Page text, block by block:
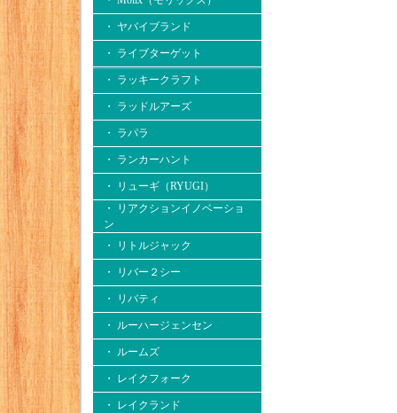
・ ヤバイブランド
・ ライブターゲット
・ ラッキークラフト
・ ラッドルアーズ
・ ラパラ
・ ランカーハント
・ リューギ（RYUGI）
・ リアクションイノベーショ
ン
・ リトルジャック
・ リバー２シー
・ リバティ
・ ルーハージェンセン
・ ルームズ
・ レイクフォーク
・ レイクランド